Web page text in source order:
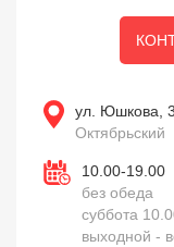
ул. Юшкова,
Октябрьский
10.00-19.00
без обеда
суббота
выходной -